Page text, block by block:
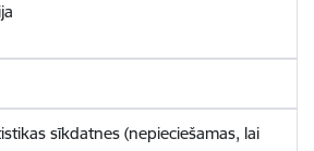
sīkdatnes (nepieciešamas, lai